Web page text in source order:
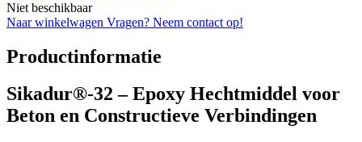
Niet beschikbaar
Naar winkelwagen Vragen? Neem contact op!
Productinformatie
Sikadur®-32 – Epoxy Hechtmiddel voor
Beton en Constructieve Verbindingen